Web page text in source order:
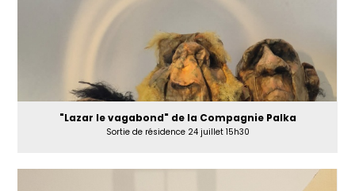
"Lazar le vagabond" de la Compagnie Palka
Sortie de résidence 24 juillet 15h30